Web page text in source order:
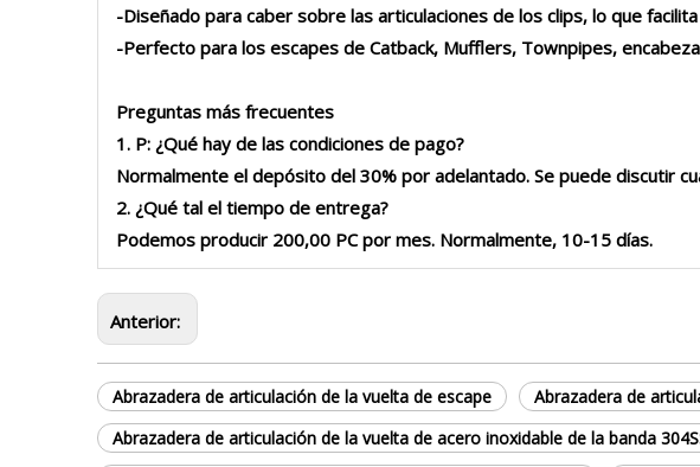
-Diseñado para caber sobre las articulaciones de los clips, lo que
-Perfecto para los escapes de Catback, Mufflers, Townpipes,
Preguntas más frecuentes
1. P: ¿Qué hay de las condiciones de pago?
Normalmente el depósito del 30% por adelantado. Se puede discutir
2. ¿Qué tal el tiempo de entrega?
Podemos producir 200,00 PC por mes. Normalmente, 10-15 días.
Anterior:
Abrazadera de articulación de la vuelta de escape
Abrazadera de
Abrazadera de articulación de la vuelta de acero inoxidable de la banda